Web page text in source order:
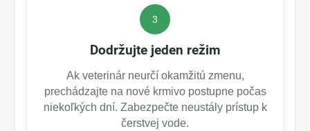
3
Dodržujte jeden režim
Ak veterinár neurčí okamžitú zmenu,
prechádzajte na nové krmivo postupne počas
niekoľkých dní. Zabezpečte neustály prístup k
čerstvej vode.